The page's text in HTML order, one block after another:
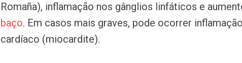
Romaña), inflamação nos gânglios linfáticos e
baço. Em casos mais graves, pode ocorrer
cardíaco (miocardite).